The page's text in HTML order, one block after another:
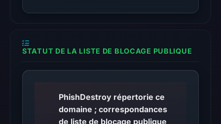
no
94
engines
18,
2026
STATUT DE LA LISTE DE BLOCAGE PUBLIQUE
PhishDestroy répertorie ce
domaine ; correspondances
de liste de blocage publique